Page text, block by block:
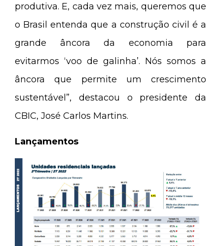
produtiva. E, cada vez mais, queremos que
o Brasil entenda que a construção civil é a
grande âncora da economia para
evitarmos ‘voo de galinha’. Nós somos a
âncora que permite um crescimento
sustentável”, destacou o presidente da
CBIC, José Carlos Martins.
Lançamentos